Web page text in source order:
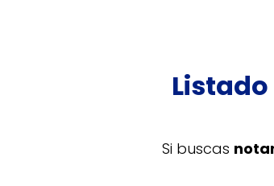
Si buscas